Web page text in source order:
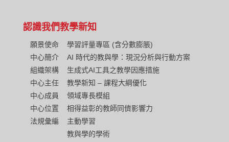
認識我們
願景使命
中心簡介
組織架構
中心主任
中心成員
中心位置
法規彙編
教學新知
學習評量專區 (含分數膨脹)
AI 時代的教與學：現況分析與行動方案
生成式AI工具之教學因應措施
教學新知 – 課程大綱優化
領域專長模組
相得益彰的教師同儕影響力
主動學習
教與學的學術